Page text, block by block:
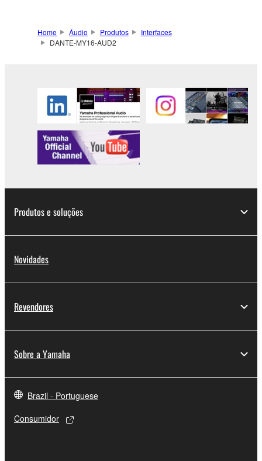
Home Áudio Produtos
Interfaces
DANTE-MY16-AUD2
Produtos e soluções
Novidades
Revendores
Sobre a Yamaha
Brazil - Portuguese
Consumidor